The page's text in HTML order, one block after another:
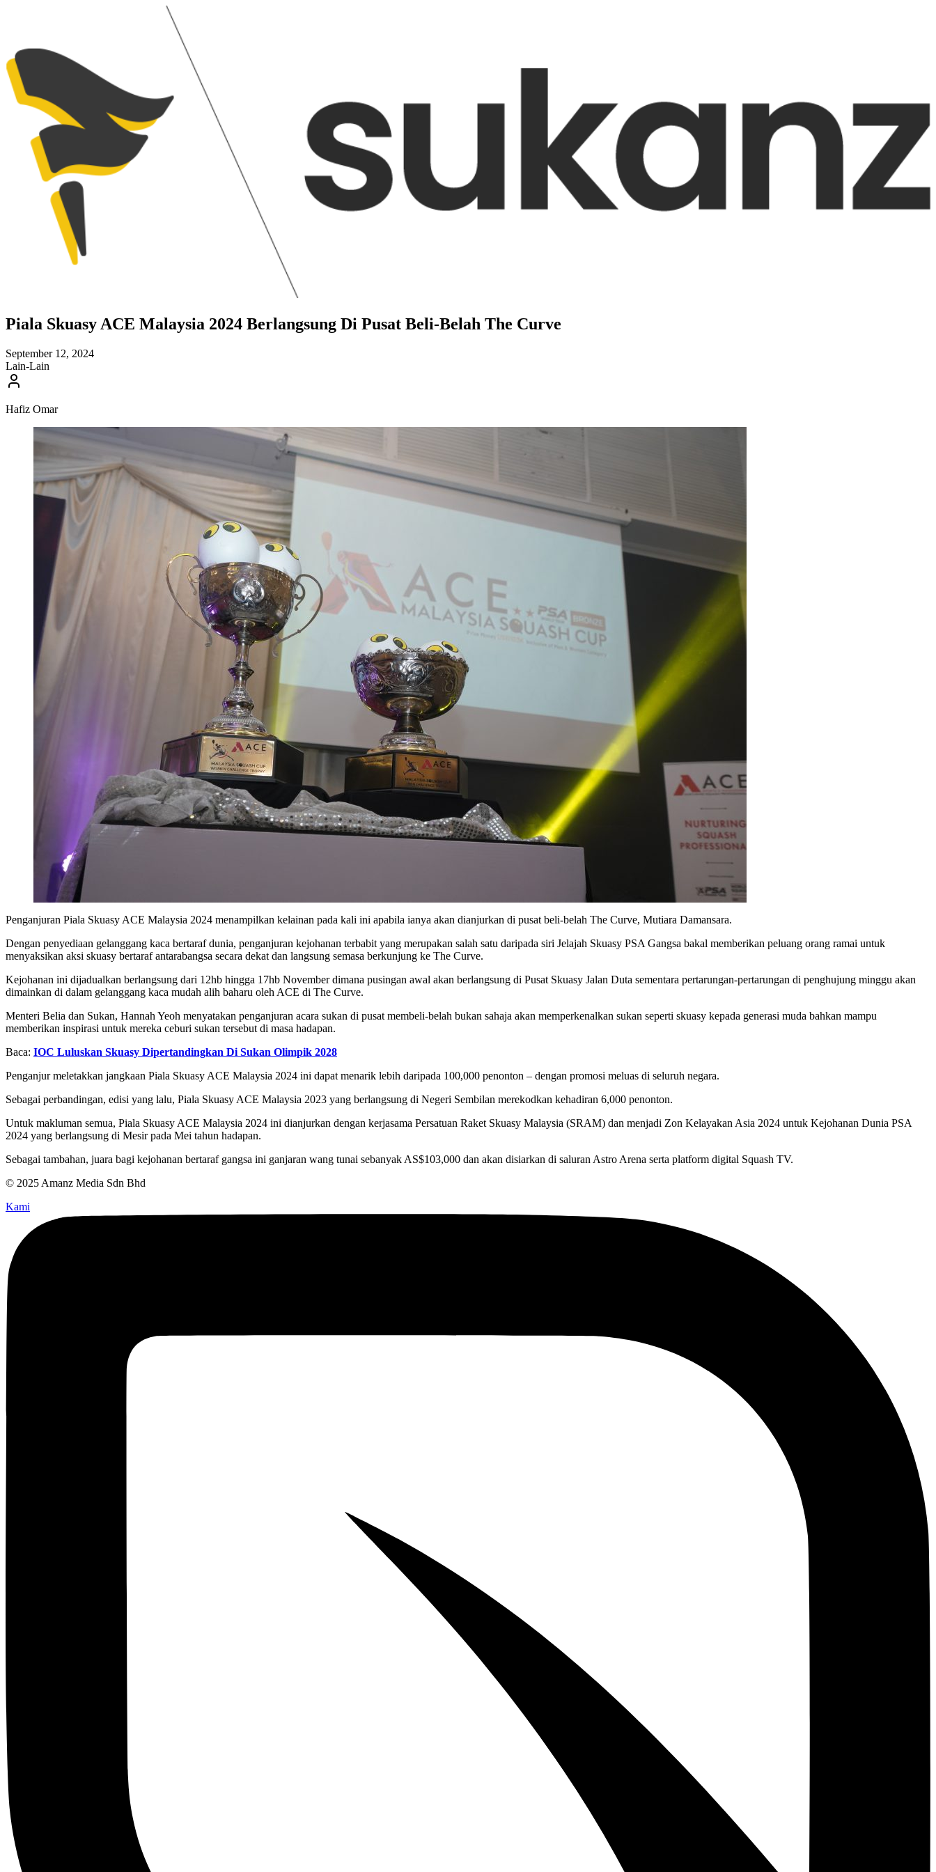
Piala Skuasy ACE Malaysia 2024 Berlangsung Di Pusat Beli-Belah The Curve
September 12, 2024
Lain-Lain
Hafiz Omar
Penganjuran Piala Skuasy ACE Malaysia 2024 menampilkan kelainan pada kali ini apabila ianya akan dianjurkan di pusat beli-belah The Curve, Mutiara Damansara.
Dengan penyediaan gelanggang kaca bertaraf dunia, penganjuran kejohanan terbabit yang merupakan salah satu daripada siri Jelajah Skuasy PSA Gangsa bakal memberikan peluang orang ramai untuk
menyaksikan aksi skuasy bertaraf antarabangsa secara dekat dan langsung semasa berkunjung ke The Curve.
Kejohanan ini dijadualkan berlangsung dari 12hb hingga 17hb November dimana pusingan awal akan berlangsung di Pusat Skuasy Jalan Duta sementara pertarungan-pertarungan di penghujung minggu akan
dimainkan di dalam gelanggang kaca mudah alih baharu oleh ACE di The Curve.
Menteri Belia dan Sukan, Hannah Yeoh menyatakan penganjuran acara sukan di pusat membeli-belah bukan sahaja akan memperkenalkan sukan seperti skuasy kepada generasi muda bahkan mampu
memberikan inspirasi untuk mereka ceburi sukan tersebut di masa hadapan.
Baca: IOC Luluskan Skuasy Dipertandingkan Di Sukan Olimpik 2028
Penganjur meletakkan jangkaan Piala Skuasy ACE Malaysia 2024 ini dapat menarik lebih daripada 100,000 penonton – dengan promosi meluas di seluruh negara.
Sebagai perbandingan, edisi yang lalu, Piala Skuasy ACE Malaysia 2023 yang berlangsung di Negeri Sembilan merekodkan kehadiran 6,000 penonton.
Untuk makluman semua, Piala Skuasy ACE Malaysia 2024 ini dianjurkan dengan kerjasama Persatuan Raket Skuasy Malaysia (SRAM) dan menjadi Zon Kelayakan Asia 2024 untuk Kejohanan Dunia PSA
2024 yang berlangsung di Mesir pada Mei tahun hadapan.
Sebagai tambahan, juara bagi kejohanan bertaraf gangsa ini ganjaran wang tunai sebanyak AS$103,000 dan akan disiarkan di saluran Astro Arena serta platform digital Squash TV.
© 2025 Amanz Media Sdn Bhd
Kami